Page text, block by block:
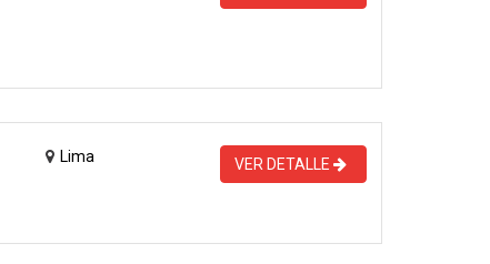
Lima VER DETALLE